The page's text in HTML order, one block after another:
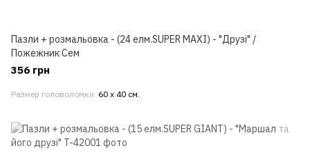
Пазли + розмальовка - (24 елм.SUPER МАХІ) - "Друзі" /
Пожежник Сем
356 грн
Размер головоломки 60 х 40 см.